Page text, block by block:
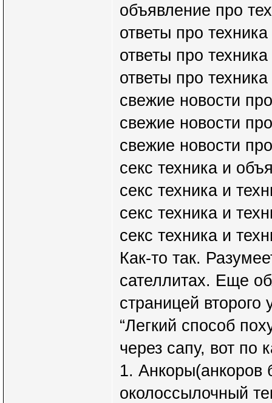
объявление про
ответы про техника
ответы про
ответы про
свежие новости
свежие новости
свежие новости
секс техника и
секс техника и
секс техника и
секс техника и
Как-то так.
сателлитах. Еще
страницей
“Легкий способ
через сапу, вот по
1. Анкоры(анкоров
околоссылочный